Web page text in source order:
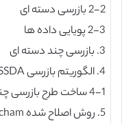
2-2 بازرسی دسته ای
2-3 پویایی داده ها
3. بازرسی چند دسته ای
4. الگوریتم بازرسی MBLSSDA
4-1 ساخت طرح بازرسی چند دسته ای